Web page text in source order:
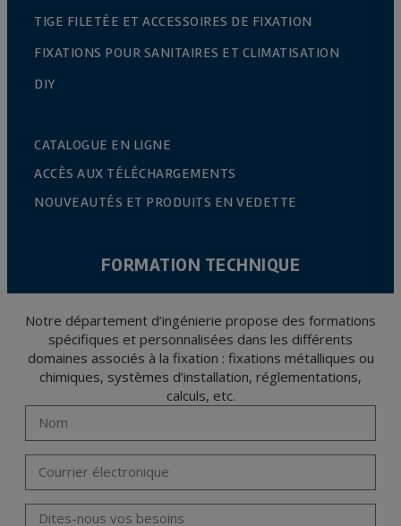
TIGE FILETÉE ET ACCESSOIRES DE FIXATION
FIXATIONS POUR SANITAIRES ET CLIMATISATION
DIY
CATALOGUE EN LIGNE
ACCÈS AUX TÉLÉCHARGEMENTS
NOUVEAUTÉS ET PRODUITS EN VEDETTE
FORMATION TECHNIQUE
Notre département d’ingénierie propose des formations
spécifiques et personnalisées dans les différents
domaines associés à la fixation : fixations métalliques ou
chimiques, systèmes d’installation, réglementations,
calculs, etc.